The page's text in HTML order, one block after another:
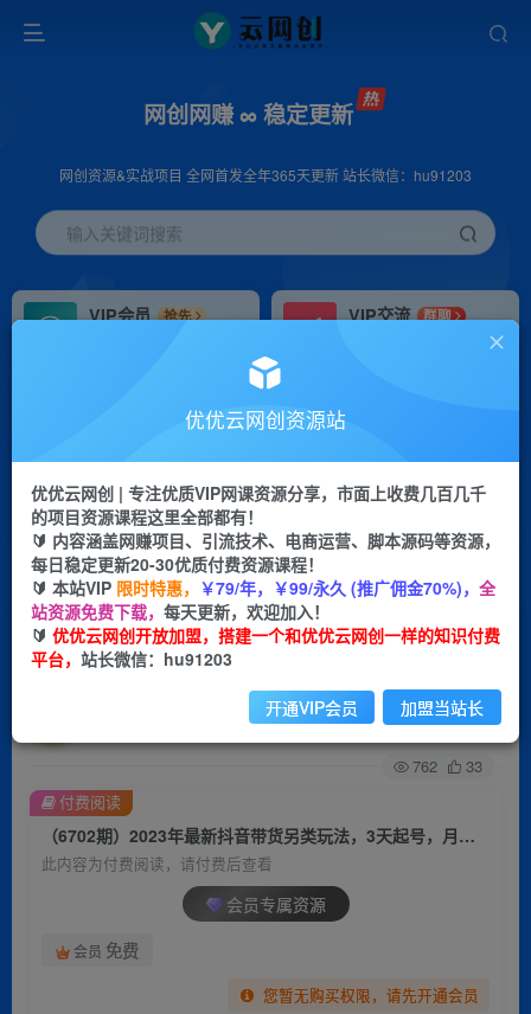
网创网赚 ∞ 稳定更新
网创资源&实战项目 全网首发全年365天更新 站长微信：hu91203
输入关键词搜索
VIP会员
抢先
VIP交流
群聊
研究探讨更多创业项目路子。
会员专属推广链接
挂机 项目
脚本卡密
APP下载
GO
首页 创业课程 会员专属 正文
（6702期）2023年最新抖音带货另类玩法，3天起
号，月销破万（保姆级教程）
关注 私信
762 33
（6702期）2023年最新抖音带货另类玩法，3天起号，月销破万（保姆级教程）
此内容为付费阅读，请付费后查看
会员专属资源
会员 免费
您暂无购买权限，请先开通会员
付费阅读
优优云网创资源站
优优云网创 | 专注优质VIP网课资源分享，市面上收费几百几千
的项目资源课程这里全部都有！
🔰 内容涵盖网赚项目、引流技术、电商运营、脚本源码等资源，
每日稳定更新20-30优质付费资源课程！
🔰 本站VIP 限时特惠， ￥79/年，￥99/永久 (推广佣金70%)， 全
站资源免费下载， 每天更新，欢迎加入！
🔰 优优云网创开放加盟，搭建一个和优优云网创一样的知识付费
平台， 站长微信：hu91203
开通VIP会员 加盟当站长